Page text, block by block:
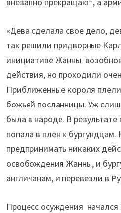
внезапно прекращают, а
«Дева сделала свое дело,
так решили придворные
инициативе Жанны
действия, но проходили
Приближенные короля
божьей посланницы. Уж
была в народе. В
попала в плен к
предпринимать никаких
освобождения Жанны, и
англичанам, и перевезли в
Процесс осуждения начался